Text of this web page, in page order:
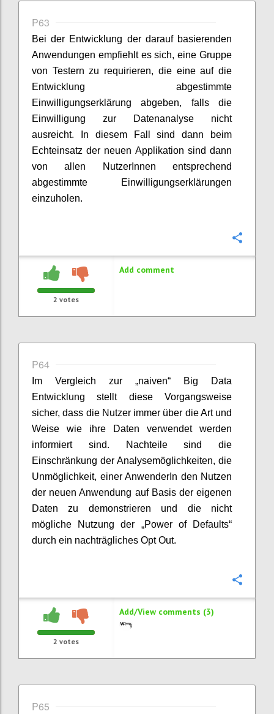
P63
Bei der Entwicklung der darauf basierenden
Anwendungen empfiehlt es sich, eine Gruppe
von Testern zu requirieren, die eine auf die
Entwicklung abgestimmte
Einwilligungserklärung abgeben, falls die
Einwilligung zur Datenanalyse nicht
ausreicht. In diesem Fall sind dann beim
Echteinsatz der neuen Applikation sind dann
von allen NutzerInnen entsprechend
abgestimmte Einwilligungserklärungen
einzuholen.
2 votes
Add comment
P64
Im Vergleich zur „naiven“ Big Data
Entwicklung stellt diese Vorgangsweise
sicher, dass die Nutzer immer über die Art und
Weise wie ihre Daten verwendet werden
informiert sind. Nachteile sind die
Einschränkung der Analysemöglichkeiten, die
Unmöglichkeit, einer AnwenderIn den Nutzen
der neuen Anwendung auf Basis der eigenen
Daten zu demonstrieren und die nicht
mögliche Nutzung der „Power of Defaults“
durch ein nachträgliches Opt Out.
2 votes
Add/View comments (3)
P65